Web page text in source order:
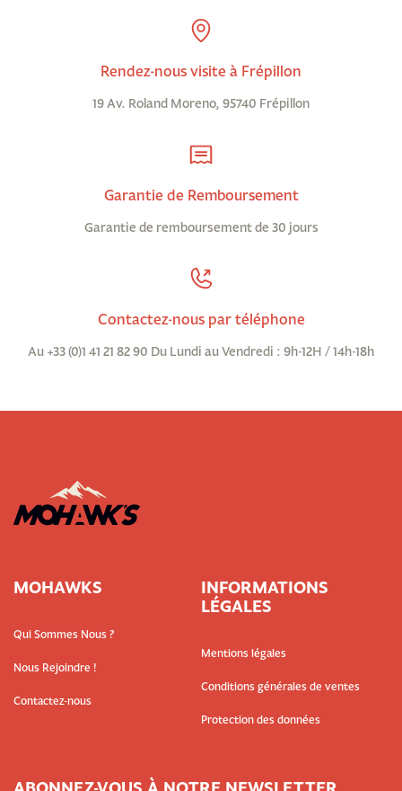
Rendez-nous visite à Frépillon
19 Av. Roland Moreno, 95740 Frépillon
Garantie de Remboursement
Garantie de remboursement de 30 jours
Contactez-nous par téléphone
Au +33 (0)1 41 21 82 90 Du Lundi au Vendredi : 9h-12H / 14h-18h
MOHAWKS
Qui Sommes Nous ?
Nous Rejoindre !
Contactez-nous
INFORMATIONS
LÉGALES
Mentions légales
Conditions générales de ventes
Protection des données